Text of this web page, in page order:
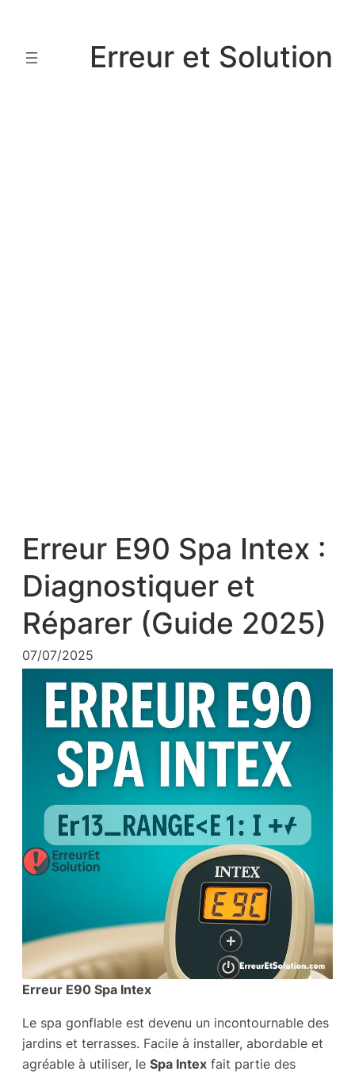
contenu
Erreur et Solution
Erreur E90 Spa Intex :
Diagnostiquer et
Réparer (Guide 2025)
07/07/2025
Erreur E90 Spa Intex
Le spa gonflable est devenu un incontournable des
jardins et terrasses. Facile à installer, abordable et
agréable à utiliser, le Spa Intex fait partie des